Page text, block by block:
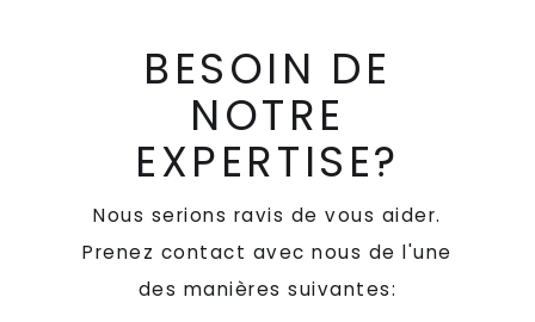
BESOIN DE
NOTRE
EXPERTISE?
Nous serions ravis de vous aider.
Prenez contact avec nous de l'une
des manières suivantes: